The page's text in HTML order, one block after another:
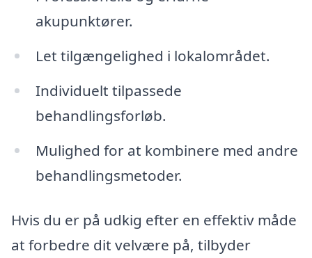
akupunktører.
Let tilgængelighed i lokalområdet.
Individuelt tilpassede
behandlingsforløb.
Mulighed for at kombinere med andre
behandlingsmetoder.
Hvis du er på udkig efter en effektiv måde
at forbedre dit velvære på, tilbyder